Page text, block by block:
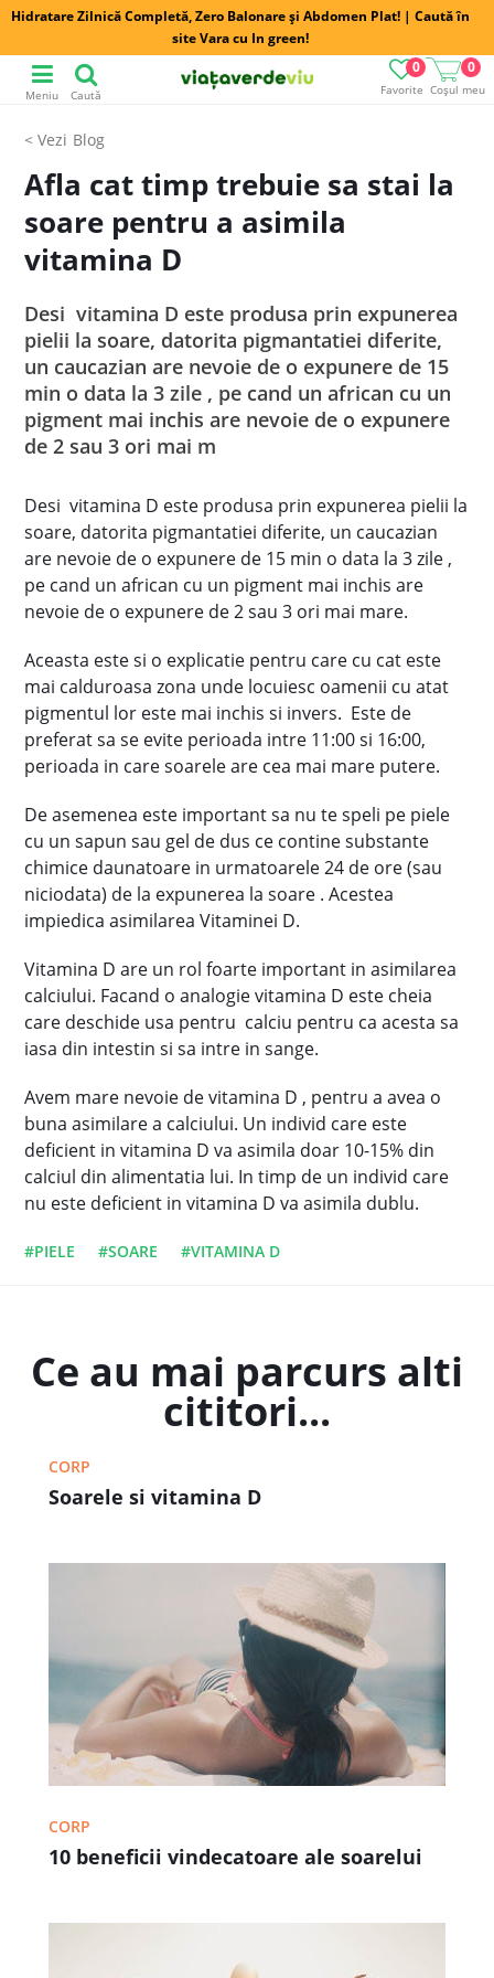
Hidratare Zilnică Completă, Zero Balonare și Abdomen Plat! | Caută în
site Vara cu In green!
Favorite
0
Coșul meu
0
Meniu Caută
Blog
Afla cat timp trebuie sa stai la
soare pentru a asimila
vitamina D
Desi vitamina D este produsa prin expunerea
pielii la soare, datorita pigmantatiei diferite,
un caucazian are nevoie de o expunere de 15
min o data la 3 zile , pe cand un african cu un
pigment mai inchis are nevoie de o expunere
de 2 sau 3 ori mai m
Desi vitamina D este produsa prin expunerea pielii la
soare, datorita pigmantatiei diferite, un caucazian
are nevoie de o expunere de 15 min o data la 3 zile ,
pe cand un african cu un pigment mai inchis are
nevoie de o expunere de 2 sau 3 ori mai mare.
Aceasta este si o explicatie pentru care cu cat este
mai calduroasa zona unde locuiesc oamenii cu atat
pigmentul lor este mai inchis si invers. Este de
preferat sa se evite perioada intre 11:00 si 16:00,
perioada in care soarele are cea mai mare putere.
De asemenea este important sa nu te speli pe piele
cu un sapun sau gel de dus ce contine substante
chimice daunatoare in urmatoarele 24 de ore (sau
niciodata) de la expunerea la soare . Acestea
impiedica asimilarea Vitaminei D.
Vitamina D are un rol foarte important in asimilarea
calciului. Facand o analogie vitamina D este cheia
care deschide usa pentru calciu pentru ca acesta sa
iasa din intestin si sa intre in sange.
Avem mare nevoie de vitamina D , pentru a avea o
buna asimilare a calciului. Un individ care este
deficient in vitamina D va asimila doar 10-15% din
calciul din alimentatia lui. In timp de un individ care
nu este deficient in vitamina D va asimila dublu.
#PIELE #SOARE #VITAMINA D
Ce au mai parcurs alti
cititori...
CORP
Soarele si vitamina D
CORP
10 beneficii vindecatoare ale soarelui